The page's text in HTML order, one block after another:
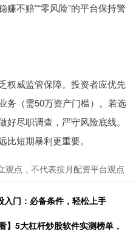
赚不赔”“零风险”的平台保持警
权威监管保障。投资者应优先
务（需50万资产门槛）。若选
尽职调查，严守风险底线。
短期暴利更重要。
观点，不代表按月配资平台观点
门：必备条件，轻松上手
】5大杠杆炒股软件实测榜单，